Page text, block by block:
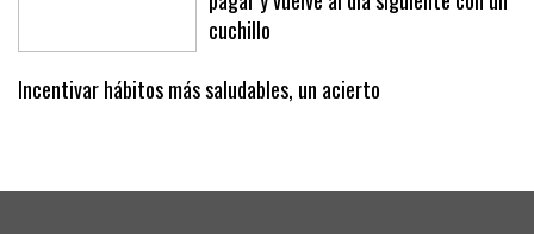
Le expulsan de un bar de Palma por no
pagar y vuelve al día siguiente con un
cuchillo